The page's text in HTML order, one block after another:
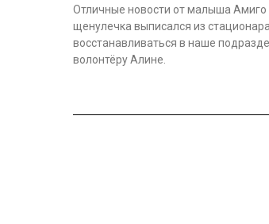
Отличные новости от малыша Амиго
щенулечка выписался из стационара
восстанавливаться в наше
волонтёру Алине.